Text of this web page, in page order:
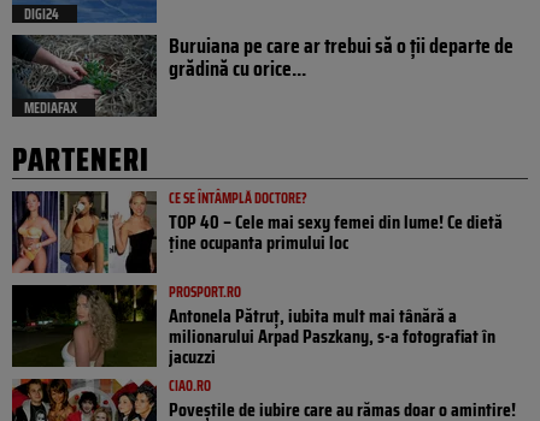
DIGI24
MEDIAFAX
Buruiana pe care ar trebui să o ții departe de
grădină cu orice...
PARTENERI
CE SE ÎNTÂMPLĂ DOCTORE?
TOP 40 – Cele mai sexy femei din lume! Ce dietă
ține ocupanta primului loc
PROSPORT.RO
Antonela Pătruț, iubita mult mai tânără a
milionarului Arpad Paszkany, s-a fotografiat în
jacuzzi
CIAO.RO
Poveştile de iubire care au rămas doar o amintire!